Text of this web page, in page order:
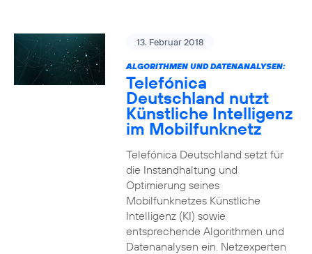
13. Februar 2018
ALGORITHMEN UND DATENANALYSEN:
Telefónica
Deutschland nutzt
Künstliche Intelligenz
im Mobilfunknetz
Telefónica Deutschland setzt für
die Instandhaltung und
Optimierung seines
Mobilfunknetzes Künstliche
Intelligenz (KI) sowie
entsprechende Algorithmen und
Datenanalysen ein. Netzexperten